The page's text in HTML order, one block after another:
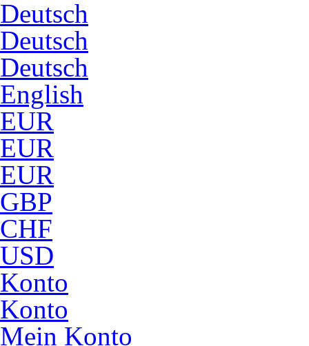
Deutsch
Deutsch
Deutsch
English
EUR
EUR
EUR
GBP
CHF
USD
Konto
Konto
Mein Konto